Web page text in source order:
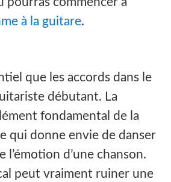
à la guitare.
que les accords dans le
débutant. La
fondamental de la
qui donne envie de danser
d’une chanson.
peut vraiment ruiner une